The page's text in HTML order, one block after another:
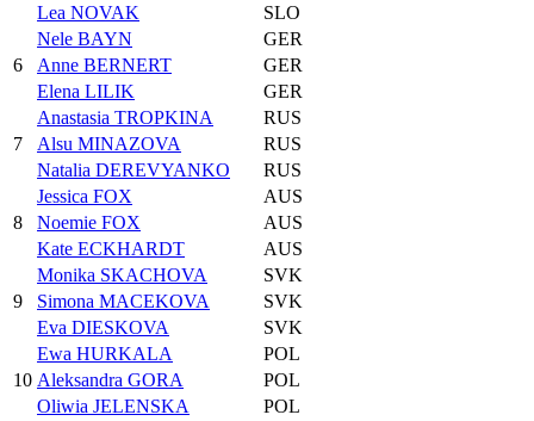
Lea NOVAK
SLO
6
Nele BAYN
GER
Anne BERNERT
GER
Elena LILIK
GER
7
Anastasia TROPKINA
RUS
Alsu MINAZOVA
RUS
Natalia DEREVYANKO
RUS
8
Jessica FOX
AUS
Noemie FOX
AUS
Kate ECKHARDT
AUS
9
Monika SKACHOVA
SVK
Simona MACEKOVA
SVK
Eva DIESKOVA
SVK
10
Ewa HURKALA
POL
Aleksandra GORA
POL
Oliwia JELENSKA
POL